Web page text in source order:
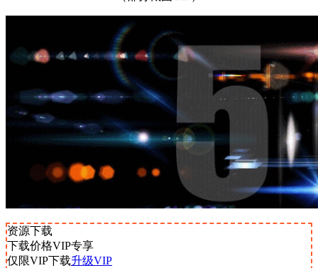
资源下载
下载价格VIP专享
仅限VIP下载升级VIP